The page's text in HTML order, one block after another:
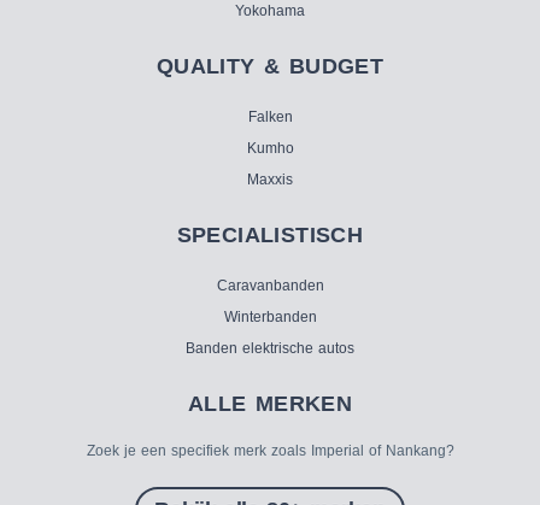
Yokohama
QUALITY & BUDGET
Falken
Kumho
Maxxis
SPECIALISTISCH
Caravanbanden
Winterbanden
Banden elektrische autos
ALLE MERKEN
Zoek je een specifiek merk zoals Imperial of Nankang?